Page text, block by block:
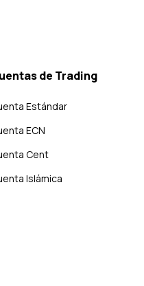
de Trading
Estándar
ECN
Cent
Islámica